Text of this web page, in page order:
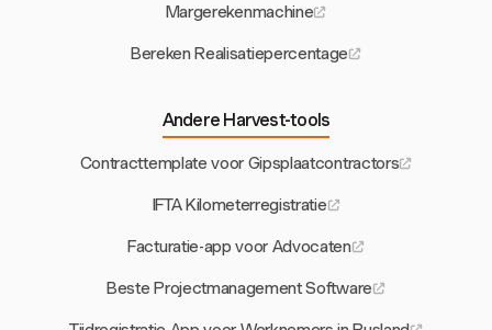
Margerekenmachine
Bereken Realisatiepercentage
Andere Harvest-tools
Contracttemplate voor Gipsplaatcontractors
IFTA Kilometerregistratie
Facturatie-app voor Advocaten
Beste Projectmanagement Software